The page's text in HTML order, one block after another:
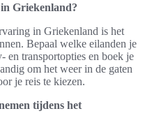
Griekenland?
in Griekenland is het
Bepaal welke eilanden je
en transportopties en boek je
om het weer in de gaten
je reis te kiezen.
tijdens het